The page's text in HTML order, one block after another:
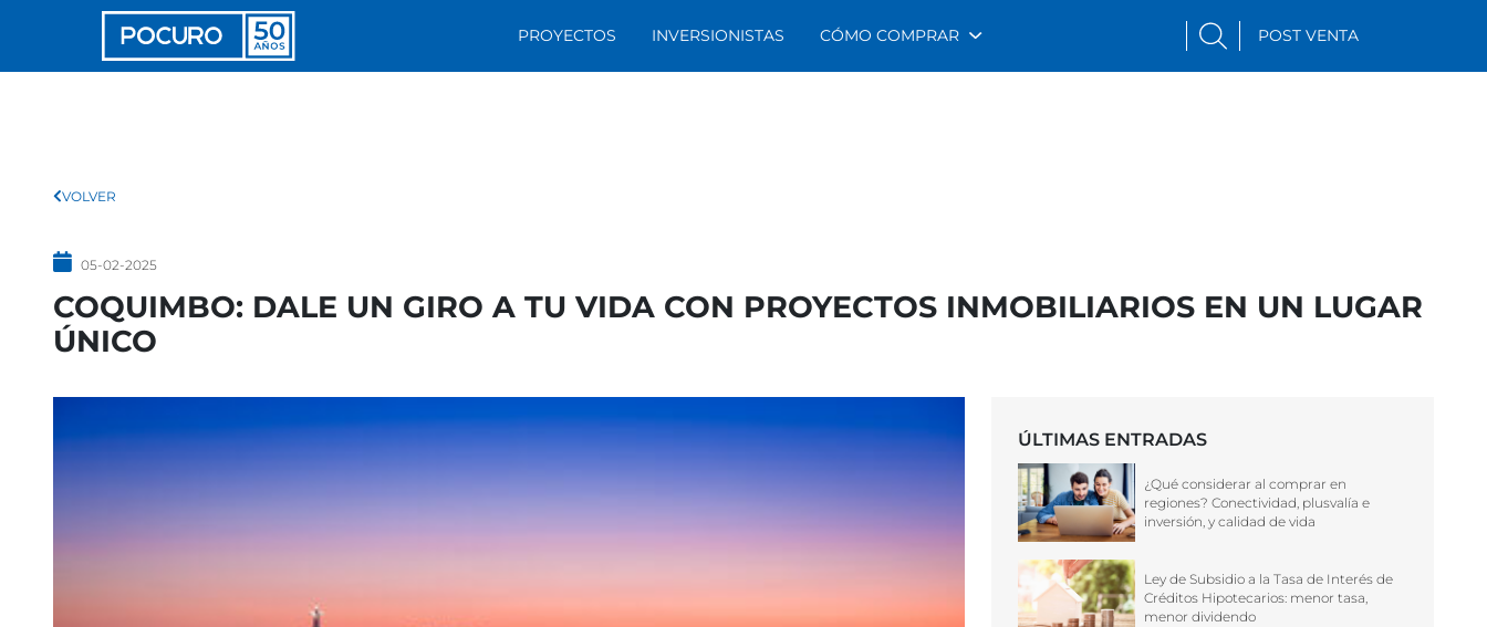
PROYECTOS INVERSIONISTAS CÓMO COMPRAR POST VENTA
VOLVER
05-02-2025
COQUIMBO: DALE UN GIRO A TU VIDA CON PROYECTOS INMOBILIARIOS EN UN LUGAR
ÚNICO
ÚLTIMAS ENTRADAS
¿Qué considerar al comprar en
regiones? Conectividad, plusvalía e
inversión, y calidad de vida
Ley de Subsidio a la Tasa de Interés de
Créditos Hipotecarios: menor tasa,
menor dividendo